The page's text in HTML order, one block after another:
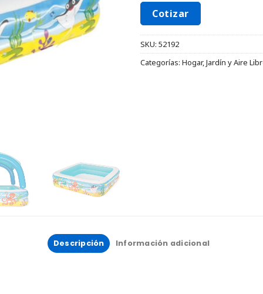
Cotizar
SKU: 52192
Categorías: Hogar, Jardín y Aire
Descripción Información adicional